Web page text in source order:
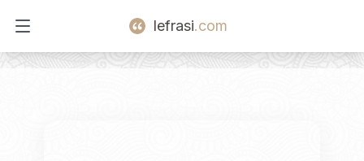
Open main menu
lefrasi.com